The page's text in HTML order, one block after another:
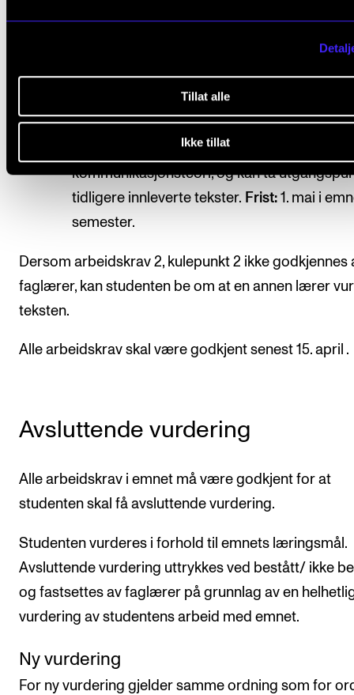
Tillat alle
Ikke tillat
tilgjengelig for spørsmål. Varighet ca. 30
Gjennomføres innen 15. november i
Studenten skal skrive en fagtekst som
refleksjon om egen utvikling på inntil 4000
Teksten skal inkludere relasjons- og
kommunikasjonsteori, og kan ta
tidligere innleverte tekster. Frist:1. mai i
semester.
Dersom arbeidskrav 2, kulepunkt 2 ikke godkjennes
faglærer, kan studenten be om at en annen lærer
teksten.
Alle arbeidskrav skal være godkjent senest 15. april .
Avsluttende vurdering
Alle arbeidskrav i emnet må være godkjent for at
studenten skal få avsluttende vurdering.
Studenten vurderes i forhold til emnets læringsmål.
Avsluttende vurdering uttrykkes ved bestått/ ikke
og fastsettes av faglærer på grunnlag av en
vurdering av studentens arbeid med emnet.
Ny vurdering
For ny vurdering gjelder samme ordning som for